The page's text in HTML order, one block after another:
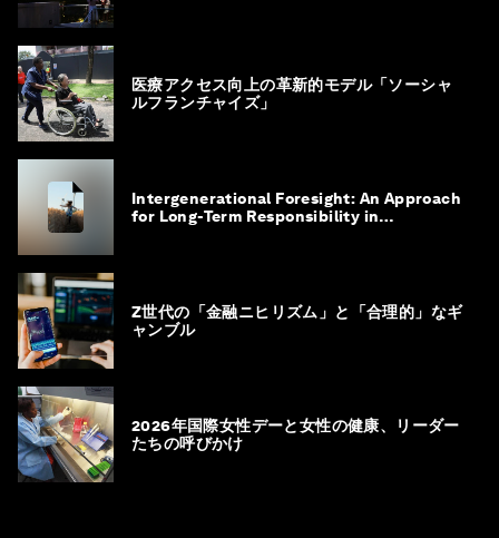
医療アクセス向上の革新的モデル「ソーシャ
ルフランチャイズ」
Intergenerational Foresight: An Approach
for Long-Term Responsibility in
Z世代の「金融ニヒリズム」と「合理的」なギ
ャンブル
2026年国際女性デーと女性の健康、リーダー
たちの呼びかけ